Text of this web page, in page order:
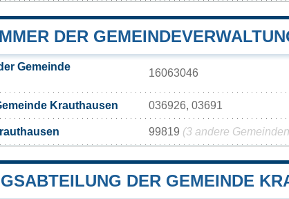
DER
Gemeinde
16063046
Krauthausen 036926, 03691
99819 (3 andere
DER GEMEINDE